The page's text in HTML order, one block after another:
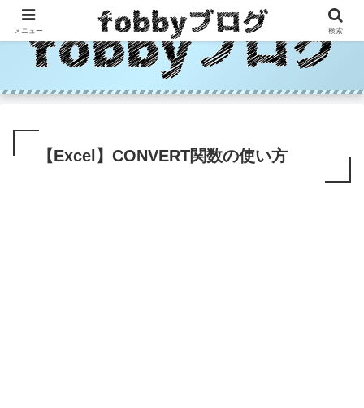
【Excel】CONVERT関数の使い方
メニュー 検索